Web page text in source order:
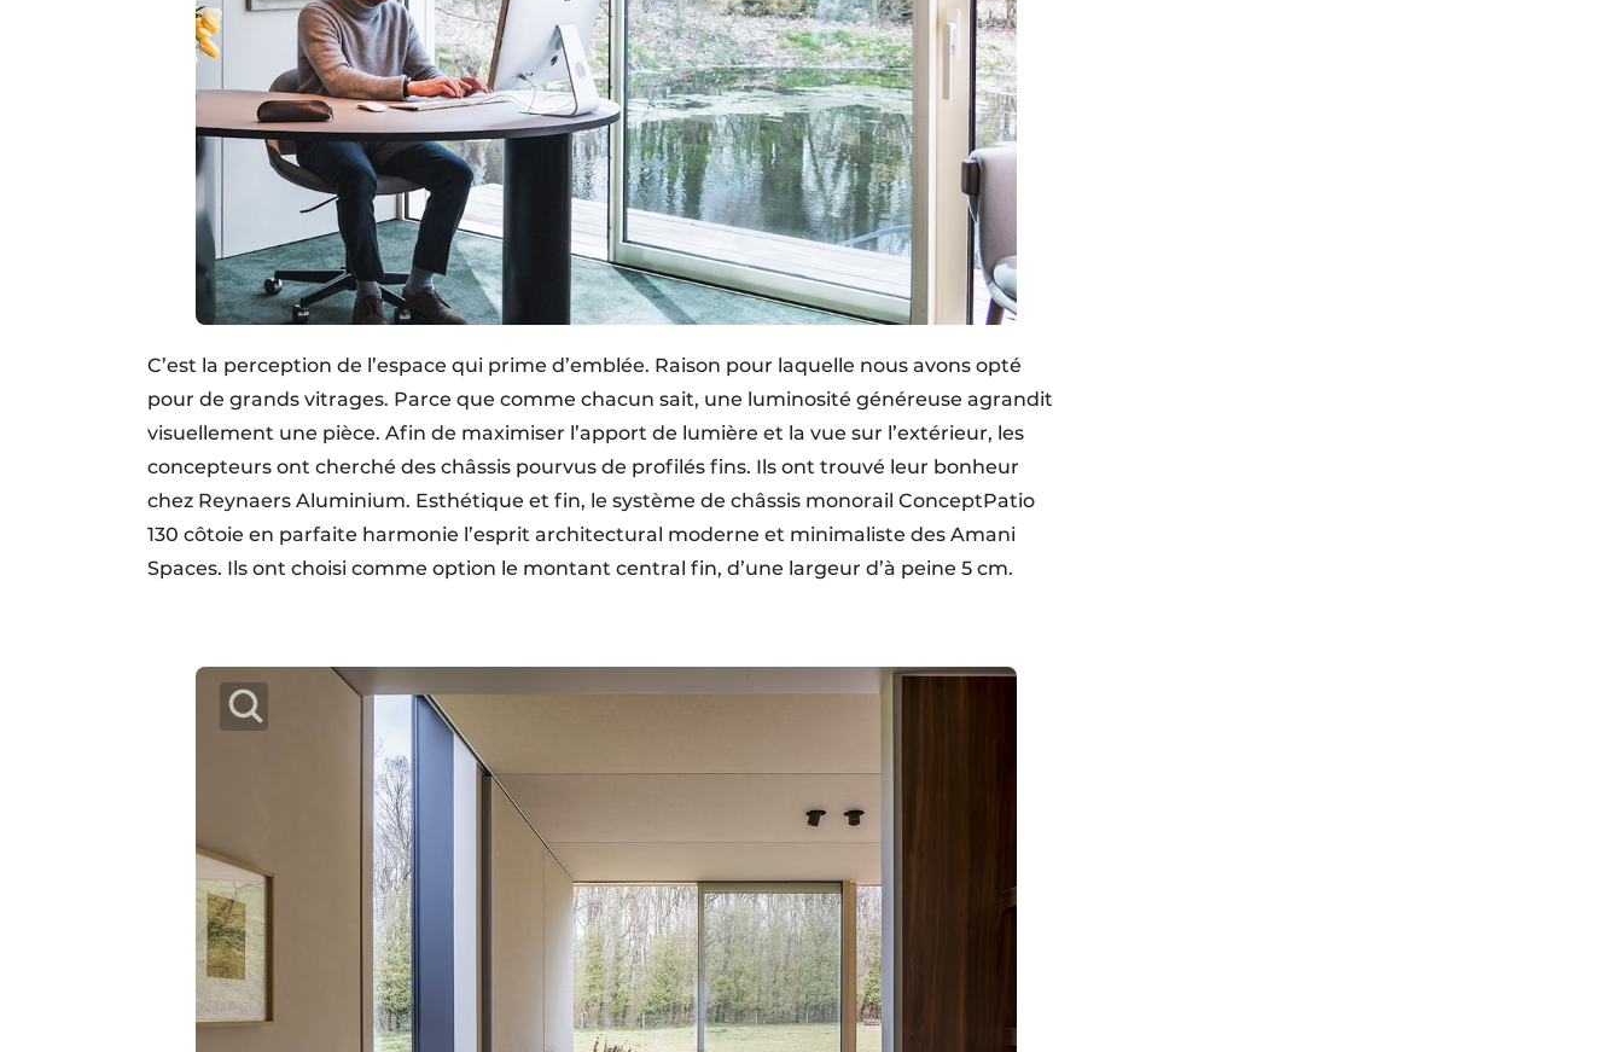
C’est la perception de l’espace qui prime d’emblée. Raison pour laquelle nous avons opté
pour de grands vitrages. Parce que comme chacun sait, une luminosité généreuse agrandit
visuellement une pièce. Afin de maximiser l’apport de lumière et la vue sur l’extérieur, les
concepteurs ont cherché des châssis pourvus de profilés fins. Ils ont trouvé leur bonheur
chez Reynaers Aluminium. Esthétique et fin, le système de châssis monorail ConceptPatio
130 côtoie en parfaite harmonie l’esprit architectural moderne et minimaliste des Amani
Spaces. Ils ont choisi comme option le montant central fin, d’une largeur d’à peine 5 cm.